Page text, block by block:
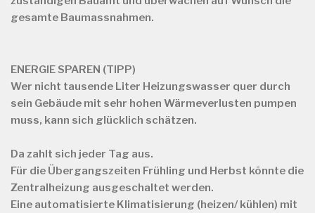
gesamte Baumassnahmen.
ENERGIE SPAREN (TIPP)
Wer nicht tausende Liter Heizungswasser quer durch
sein Gebäude mit sehr hohen Wärmeverlusten pumpen
muss, kann sich glücklich schätzen.
Da zahlt sich jeder Tag aus.
Für die Übergangszeiten Frühling und Herbst könnte die
Zentralheizung ausgeschaltet werden.
Eine automatisierte Klimatisierung (heizen/ kühlen) mit